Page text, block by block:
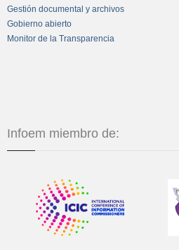
Gestión documental y archivos
Gobierno abierto
Monitor de la Transparencia
Infoem miembro de: